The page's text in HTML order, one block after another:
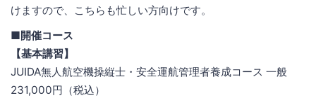
けますので、こちらも忙しい方向けです。
■開催コース
【基本講習】
JUIDA無人航空機操縦士・安全運航管理者養成コース 一般
231,000円（税込）